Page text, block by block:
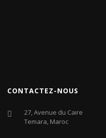
CONTACTEZ-NOUS
27, Avenue du Caire
Temara, Maroc